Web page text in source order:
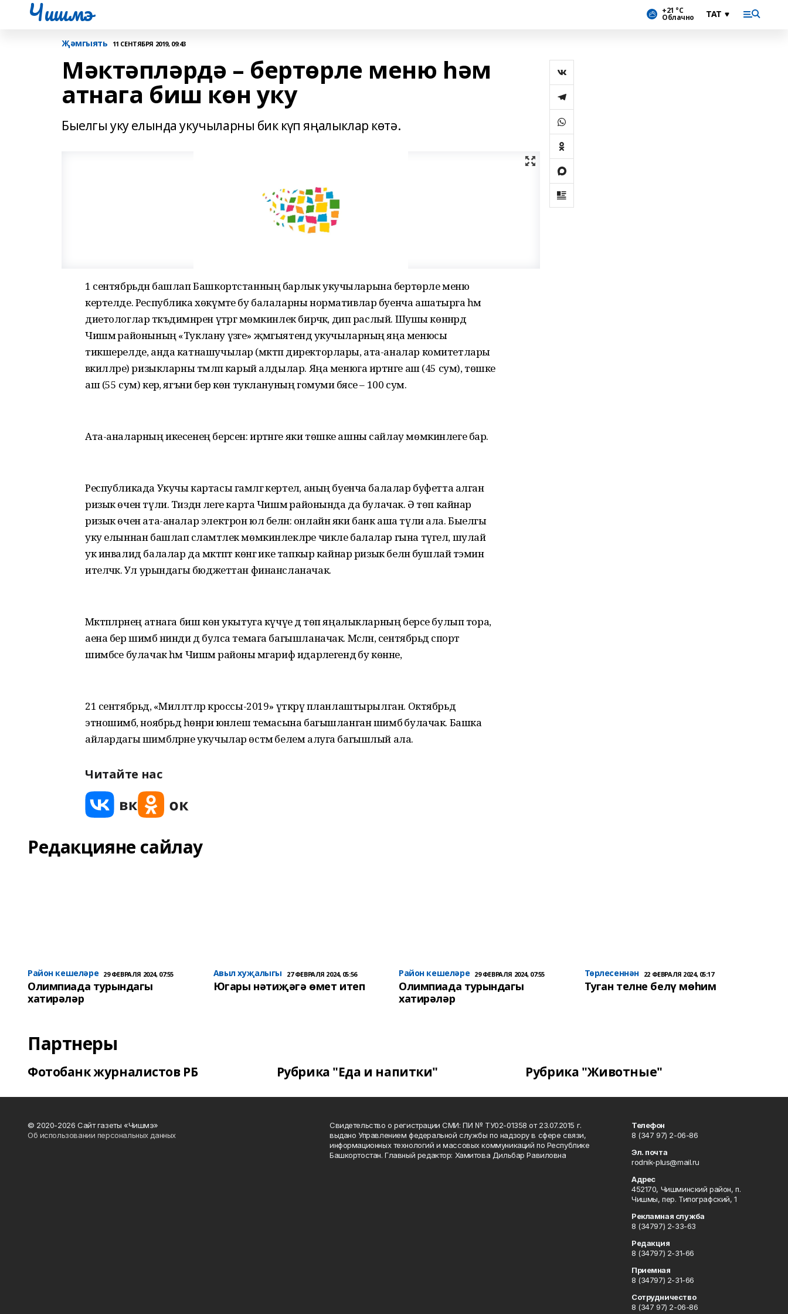
Чишмэ +21 °С
Облачно
Җәмгыять 11 СЕНТЯБРЯ 2019, 09:43
Мәктәпләрдә – бертөрле меню һәм
атнага биш көн уку
Быелгы уку елында укучыларны бик күп яңалыклар көтә.
1 сентябрьдән башлап Башкортстанның барлык укучыларына бертөрле меню
кертелде. Республика хөкүмәте бу балаларны нормативлар буенча ашатырга һәм
диетологлар тәкъдимнәрен үтәргә мөмкинлек бирәчәк, дип раслый. Шушы көннәрдә
Чишмә районының «Туклану үзәге» җәмгыятендә укучыларның яңа менюсы
тикшерелде, анда катнашучылар (мәктәп директорлары, ата-аналар комитетлары
вәкилләре) ризыкларны тәмләп карый алдылар. Яңа менюга иртәнге аш (45 сум), төшке
аш (55 сум) керә, ягъни бер көн туклануның гомуми бәясе – 100 сум.
Ата-аналарның икесенең берсен: иртәнге яки төшке ашны сайлау мөмкинлеге бар.
Республикада Укучы картасы гамәлгә кертелә, аның буенча балалар буфетта алган
ризык өчен түли. Тиздән әлеге карта Чишмә районында да булачак. Ә төп кайнар
ризык өчен ата-аналар электрон юл белән: онлайн яки банк аша түли ала. Быелгы
уку елыннан башлап сәламәтлек мөмкинлекләре чикле балалар гына түгел, шулай
ук инвалид балалар да мәктәптә көнгә ике тапкыр кайнар ризык белән бушлай тәэмин
ителәчәк. Ул урындагы бюджеттан финансланачак.
Мәктәпләрнең атнага биш көн укытуга күчүе дә төп яңалыкларның берсе булып тора,
аена бер шимбә нинди дә булса темага багышланачак. Мәсәлән, сентябрьдә спорт
шимбәсе булачак һәм Чишмә районы мәгариф идарәлегендә бу көнне,
21 сентябрьдә, «Милләтләр кроссы-2019» үткәрү планлаштырылган. Октябрьдә
этношимбә, ноябрьдә һөнәри юнәлеш темасына багышланган шимбә булачак. Башка
айлардагы шимбәләрне укучылар өстәмә белем алуга багышлый ала.
Читайте нас
Редакцияне сайлау
Район кешеләре 29 ФЕВРАЛЯ 2024, 07:55
Олимпиада турындагы
хатирәләр
Авыл хуҗалыгы 27 ФЕВРАЛЯ 2024, 05:56
Югары нәтиҗәгә өмет итеп
Район кешеләре 29 ФЕВРАЛЯ 2024, 07:55
Олимпиада турындагы
хатирәләр
Төрлесеннән 22 ФЕВРАЛЯ 2024, 05:17
Туган телне белү мөһим
Партнеры
Фотобанк журналистов РБ Рубрика "Еда и напитки" Рубрика "Животные"
© 2020-2026 Сайт газеты «Чишмэ»
Об использовании персональных данных
Свидетельство о регистрации СМИ: ПИ № ТУ02-01358 от 23.07.2015 г.
выдано Управлением федеральной службы по надзору в сфере связи,
информационных технологий и массовых коммуникаций по Республике
Башкортостан. Главный редактор: Хамитова Дильбар Равиловна
Телефон
8 (347 97) 2-06-86
Эл. почта
rodnik-plus@mail.ru
Адрес
452170, Чишминский район, п.
Чишмы, пер. Типографский, 1
Рекламная служба
8 (34797) 2-33-63
Редакция
8 (34797) 2-31-66
Приемная
8 (34797) 2-31-66
Сотрудничество
8 (347 97) 2-06-86